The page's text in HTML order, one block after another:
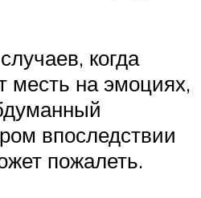
когда
месть на эмоциях,
впоследствии
пожалеть.